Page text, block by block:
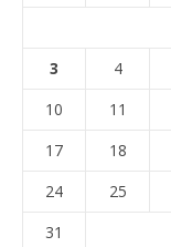
3
4
10
11
17
18
24
25
31